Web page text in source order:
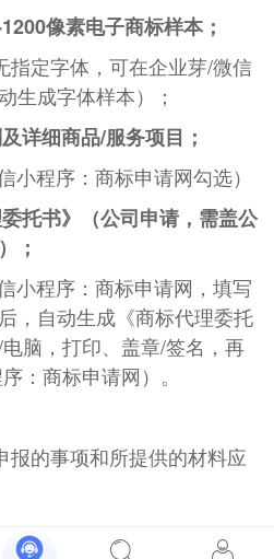
像素电子商标样本；
指定字体，可在企业芽/微信
生成字体样本）；
详细商品/服务项目；
小程序：商标申请网勾选）
托书》（公司申请，需盖公
；
小程序：商标申请网，填写
，自动生成《商标代理委托
脑，打印、盖章/签名，再
：商标申请网）。
报的事项和所提供的材料应